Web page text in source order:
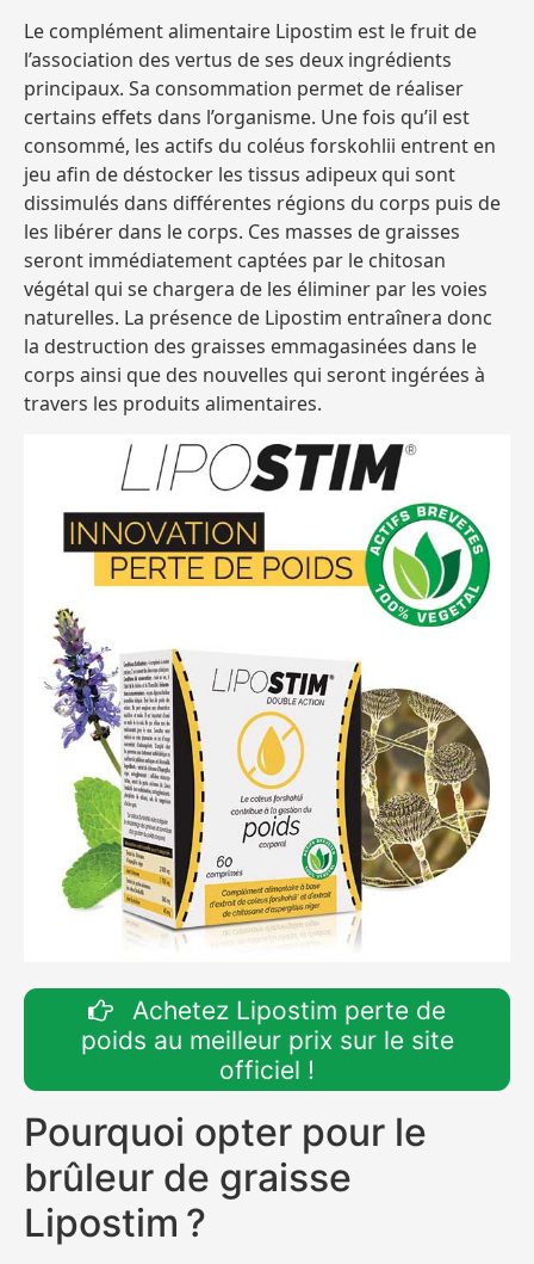
Le complément alimentaire Lipostim est le fruit de
l’association des vertus de ses deux ingrédients
principaux. Sa consommation permet de réaliser
certains effets dans l’organisme. Une fois qu’il est
consommé, les actifs du coléus forskohlii entrent en
jeu afin de déstocker les tissus adipeux qui sont
dissimulés dans différentes régions du corps puis de
les libérer dans le corps. Ces masses de graisses
seront immédiatement captées par le chitosan
végétal qui se chargera de les éliminer par les voies
naturelles. La présence de Lipostim entraînera donc
la destruction des graisses emmagasinées dans le
corps ainsi que des nouvelles qui seront ingérées à
travers les produits alimentaires.
Achetez Lipostim perte de
poids au meilleur prix sur le site
officiel !
Pourquoi opter pour le
brûleur de graisse
Lipostim ?